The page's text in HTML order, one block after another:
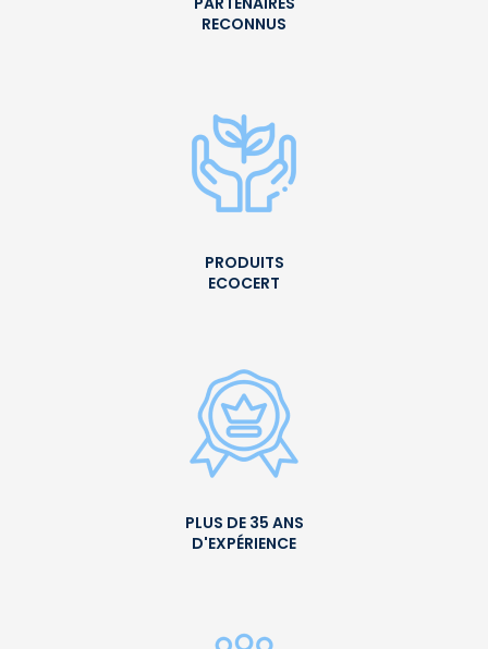
RECONNUS
PRODUITS
ECOCERT
PLUS DE 35 ANS
D'EXPÉRIENCE